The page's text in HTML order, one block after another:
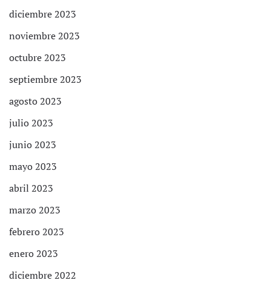
diciembre 2023
noviembre 2023
octubre 2023
septiembre 2023
agosto 2023
julio 2023
junio 2023
mayo 2023
abril 2023
marzo 2023
febrero 2023
enero 2023
diciembre 2022